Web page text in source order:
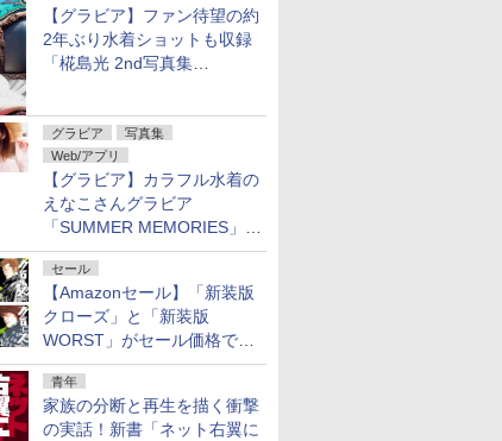
【グラビア】ファン待望の約
2年ぶり水着ショットも収録
「椛島光 2nd写真集
グラビア
写真集
Web/アプリ
【グラビア】カラフル水着の
えなこさんグラビア
「SUMMER MEMORIES」を
ヤングアニマルWebで公開中
セール
【Amazonセール】「新装版
クローズ」と「新装版
WORST」がセール価格で販
売中！
青年
家族の分断と再生を描く衝撃
の実話！新書「ネット右翼に